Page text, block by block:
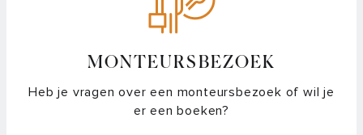
MONTEURSBEZOEK
Heb je vragen over een monteursbezoek of wil je
er een boeken?